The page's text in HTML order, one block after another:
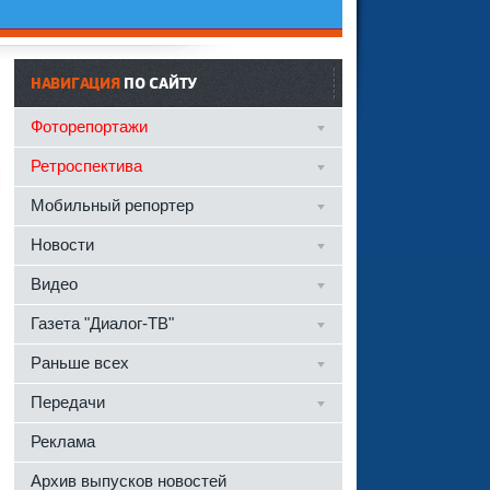
НАВИГАЦИЯПО САЙТУ
Фоторепортажи
Ретроспектива
Мобильный репортер
Новости
Видео
Газета "Диалог-ТВ"
Раньше всех
Передачи
Реклама
Архив выпусков новостей